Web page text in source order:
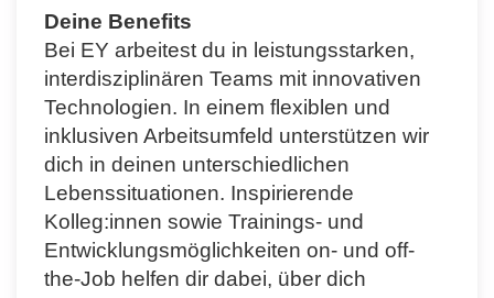
Deine Benefits
Bei EY arbeitest du in leistungsstarken,
interdisziplinären Teams mit innovativen
Technologien. In einem flexiblen und
inklusiven Arbeitsumfeld unterstützen wir
dich in deinen unterschiedlichen
Lebenssituationen. Inspirierende
Kolleg:innen sowie Trainings- und
Entwicklungsmöglichkeiten on- und off-
the-Job helfen dir dabei, über dich